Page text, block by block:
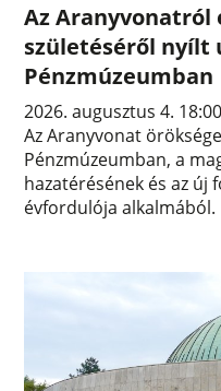
Az Aranyvonatról
születéséről nyílt
Pénzmúzeumban
2026. augusztus 4. 18:00
Az Aranyvonat
Pénzmúzeumban, a
hazatérésének és az új
évfordulója alkalmából.